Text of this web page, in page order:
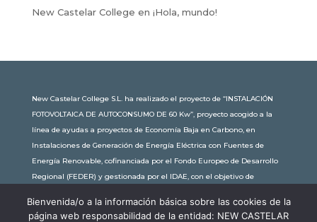
New Castelar College en ¡Hola, mundo!
New Castelar College S.L. ha realizado el proyecto de “INSTALACIÓN
FOTOVOLTAICA DE AUTOCONSUMO DE 60 Kw”, proyecto acogido a la
línea de ayudas a proyectos de Economía Baja en Carbono, en
Instalaciones de Generación de Energía Eléctrica con Fuentes de
Energía Renovable, cofinanciada por el Fondo Europeo de Desarrollo
Regional (FEDER) y gestionada por el IDAE, con el objetivo de
subvención de 30.245,63€. Con una potencia instalada de 60kW, la
Bienvenida/o a la información básica sobre las cookies de la
página web responsabilidad de la entidad: NEW CASTELAR